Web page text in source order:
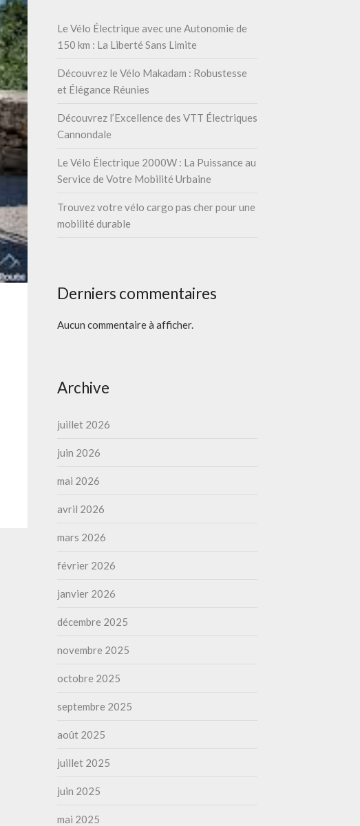
Le Vélo Électrique avec une Autonomie de
150 km : La Liberté Sans Limite
Découvrez le Vélo Makadam : Robustesse
et Élégance Réunies
Découvrez l’Excellence des VTT Électriques
Cannondale
Le Vélo Électrique 2000W : La Puissance au
Service de Votre Mobilité Urbaine
Trouvez votre vélo cargo pas cher pour une
mobilité durable
Derniers commentaires
Aucun commentaire à afficher.
Archive
juillet 2026
juin 2026
mai 2026
avril 2026
mars 2026
février 2026
janvier 2026
décembre 2025
novembre 2025
octobre 2025
septembre 2025
août 2025
juillet 2025
juin 2025
mai 2025